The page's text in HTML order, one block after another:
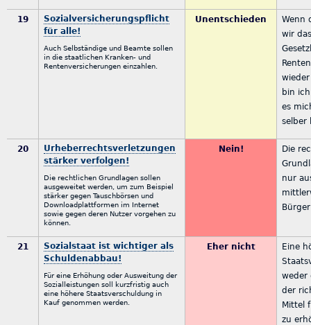
19
Sozialversicherungspflicht
für alle!
Auch Selbständige und Beamte sollen
in die staatlichen Kranken- und
Rentenversicherungen einzahlen.
Unentschieden
Wenn
wir
bin
es
selber
20
Urheberrechtsverletzungen
stärker verfolgen!
Die rechtlichen Grundlagen sollen
ausgeweitet werden, um zum Beispiel
stärker gegen Tauschbörsen und
Downloadplattformen im Internet
sowie gegen deren Nutzer vorgehen zu
können.
Nein!
Die
nur
21
Sozialstaat ist wichtiger als
Schuldenabbau!
Für eine Erhöhung oder Ausweitung der
Sozialleistungen soll kurzfristig auch
eine höhere Staatsverschuldung in
Kauf genommen werden.
Eher nicht
Eine
weder
der
Mittel
zu